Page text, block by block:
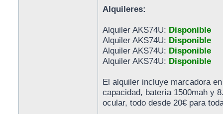
Alquileres:
Alquiler AKS74U: Disponible
Alquiler AKS74U: Disponible
Alquiler AKS74U: Disponible
Alquiler AKS74U: Disponible
El alquiler incluye marcadora
capacidad, batería 1500mah y
ocular, todo desde 20€ para